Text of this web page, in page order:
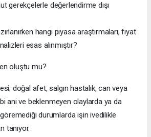
gerekçelerle değerlendirme dışı
hangi piyasa araştırmaları, fiyat
esas alınmıştır?
oluştu mu?
doğal afet, salgın hastalık, can veya
ani ve beklenmeyen olaylarda ya da
durumlarda işin ivedilikle
tanıyor.